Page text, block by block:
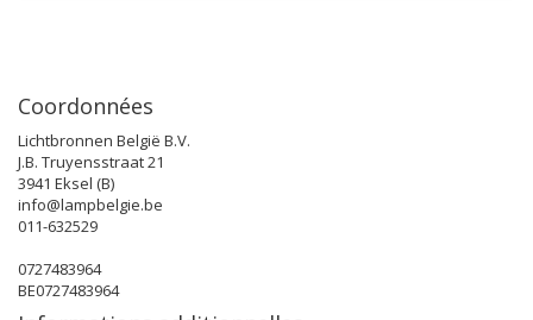
Coordonnées
Lichtbronnen België B.V.
J.B. Truyensstraat 21
3941 Eksel (B)
info@lampbelgie.be
011-632529
0727483964
BE0727483964